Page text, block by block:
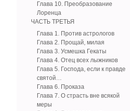
Глава 10. Преобразование
Лоренца
ЧАСТЬ ТРЕТЬЯ
Глава 1. Против астрологов
Глава 2. Прощай, милая
Глава 3. Усмешка Гекаты
Глава 4. Отец всех лыжников
Глава 5. Господа, если к правде
святой…
Глава 6. Проказа
Глава 7. О страсть вне всякой
меры